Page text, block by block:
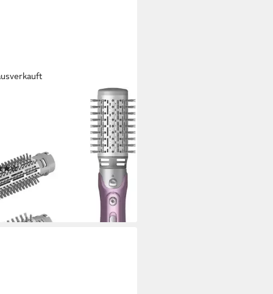
und Lockenstyler HS
Keramik-Beschichtung, 3‑in‑1
mit Keramik &
(1100W)
(239)
€
- in 4-5 Werktagen bei dir